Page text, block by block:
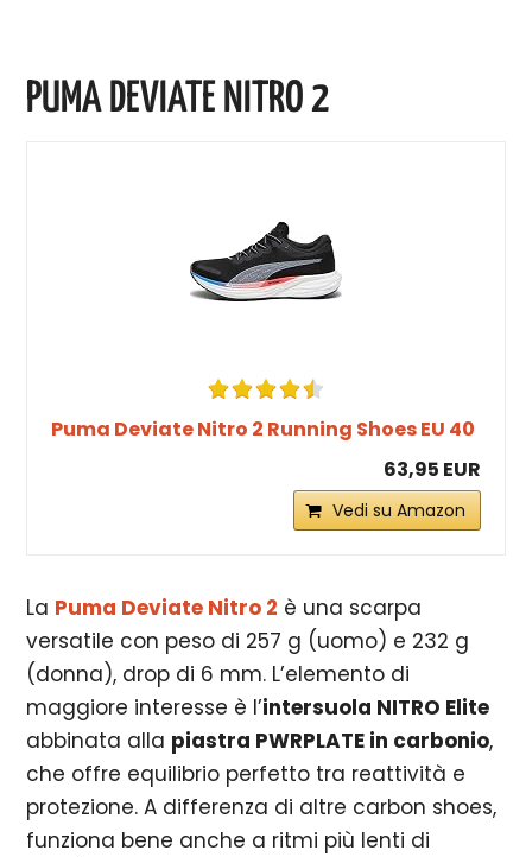
PUMA DEVIATE NITRO 2
Puma Deviate Nitro 2 Running Shoes EU 40
63,95 EUR
Vedi su Amazon
La Puma Deviate Nitro 2 è una scarpa
versatile con peso di 257 g (uomo) e 232 g
(donna), drop di 6 mm. L’elemento di
maggiore interesse è l’intersuola NITRO Elite
abbinata alla piastra PWRPLATE in carbonio,
che offre equilibrio perfetto tra reattività e
protezione. A differenza di altre carbon shoes,
funziona bene anche a ritmi più lenti di